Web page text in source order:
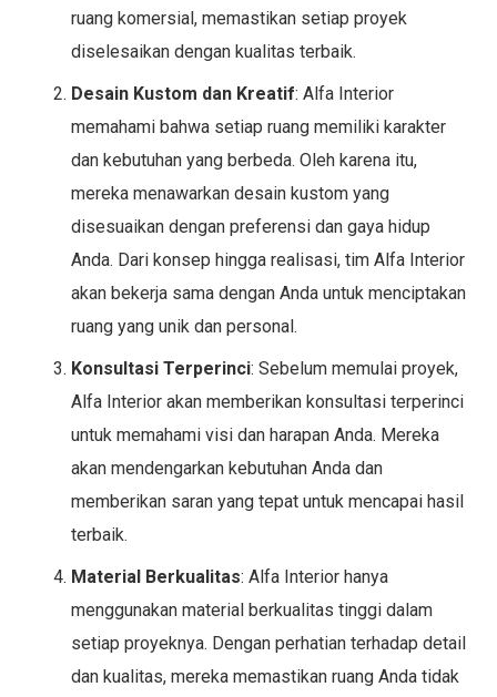
ruang komersial, memastikan setiap proyek
diselesaikan dengan kualitas terbaik.
Desain Kustom dan Kreatif: Alfa Interior
memahami bahwa setiap ruang memiliki karakter
dan kebutuhan yang berbeda. Oleh karena itu,
mereka menawarkan desain kustom yang
disesuaikan dengan preferensi dan gaya hidup
Anda. Dari konsep hingga realisasi, tim Alfa Interior
akan bekerja sama dengan Anda untuk menciptakan
ruang yang unik dan personal.
Konsultasi Terperinci: Sebelum memulai proyek,
Alfa Interior akan memberikan konsultasi terperinci
untuk memahami visi dan harapan Anda. Mereka
akan mendengarkan kebutuhan Anda dan
memberikan saran yang tepat untuk mencapai hasil
terbaik.
Material Berkualitas: Alfa Interior hanya
menggunakan material berkualitas tinggi dalam
setiap proyeknya. Dengan perhatian terhadap detail
dan kualitas, mereka memastikan ruang Anda tidak